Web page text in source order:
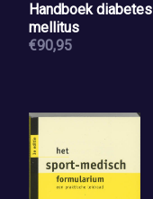
Handboek diabetes
mellitus
€90,95